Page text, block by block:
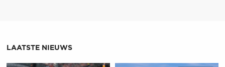
LAATSTE NIEUWS